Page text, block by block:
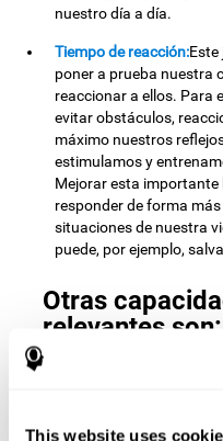
This website uses
nuestro día a día.
Tiempo de reacción:
poner a prueba nuestra
reaccionar a ellos. Para
evitar obstáculos,
máximo nuestros
estimulamos y
Mejorar esta
responder de forma
situaciones de nuestra
puede, por ejemplo,
Otras
relevantes son: